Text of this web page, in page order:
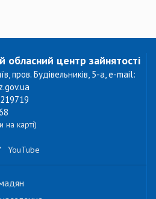
обласний центр зайнятості
пров. Будівельників, 5-а, e-mail:
на карті)
YouTube